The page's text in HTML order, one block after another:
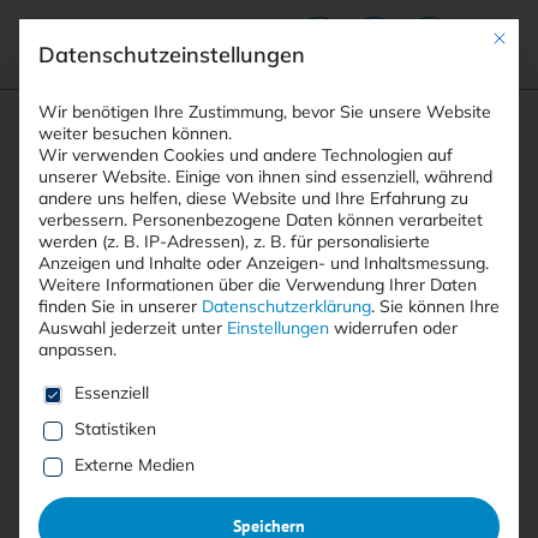
Suchfeld
Suchen
Breadcrumb-Navigation
STARTSEITE
ARTIKEL
KRITISCHE REACT-LÜCKE TREIBT BOTNETZ AN …
Inhaltsverzeichnis
Mit <kes>+ lesen
Kritische React-Lücke treibt
Mit
Datenschutzeinstellungen
Wir benötigen Ihre Zustimmung, bevor Sie unsere Website
weiter besuchen können.
Wir verwenden Cookies und andere Technologien auf
unserer Website. Einige von ihnen sind essenziell, während
andere uns helfen, diese Website und Ihre Erfahrung zu
verbessern. Personenbezogene Daten können verarbeitet
werden (z. B. IP-Adressen), z. B. für personalisierte
Anzeigen und Inhalte oder Anzeigen- und Inhaltsmessung.
Weitere Informationen über die Verwendung Ihrer Daten
finden Sie in unserer Datenschutzerklärung. Sie können Ihre
Auswahl jederzeit unter Einstellungen widerrufen oder
anpassen.
Es folgt eine Liste der Service-Gruppen, für die eine
Essenziell
Statistiken
Externe Medien
Speichern